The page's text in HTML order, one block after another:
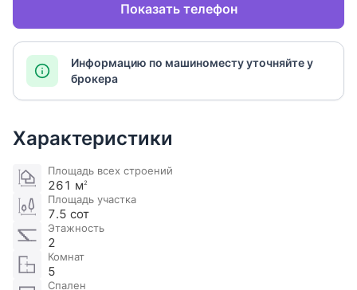
Показать телефон
Информацию по машиноместу уточняйте у
брокера
Характеристики
Площадь всех строений
261 м2
Площадь участка
7.5 сот
Этажность
2
Комнат
5
Спален